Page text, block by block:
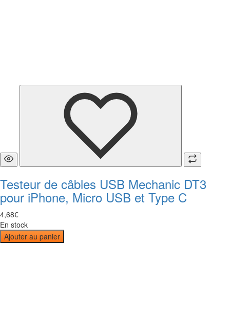
Testeur de câbles USB Mechanic DT3
pour iPhone, Micro USB et Type C
4,68€
En stock
Ajouter au panier